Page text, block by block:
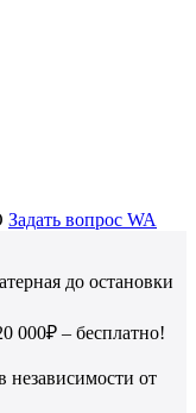
Задать вопрос WA
до остановки
000₽ – бесплатно!
от